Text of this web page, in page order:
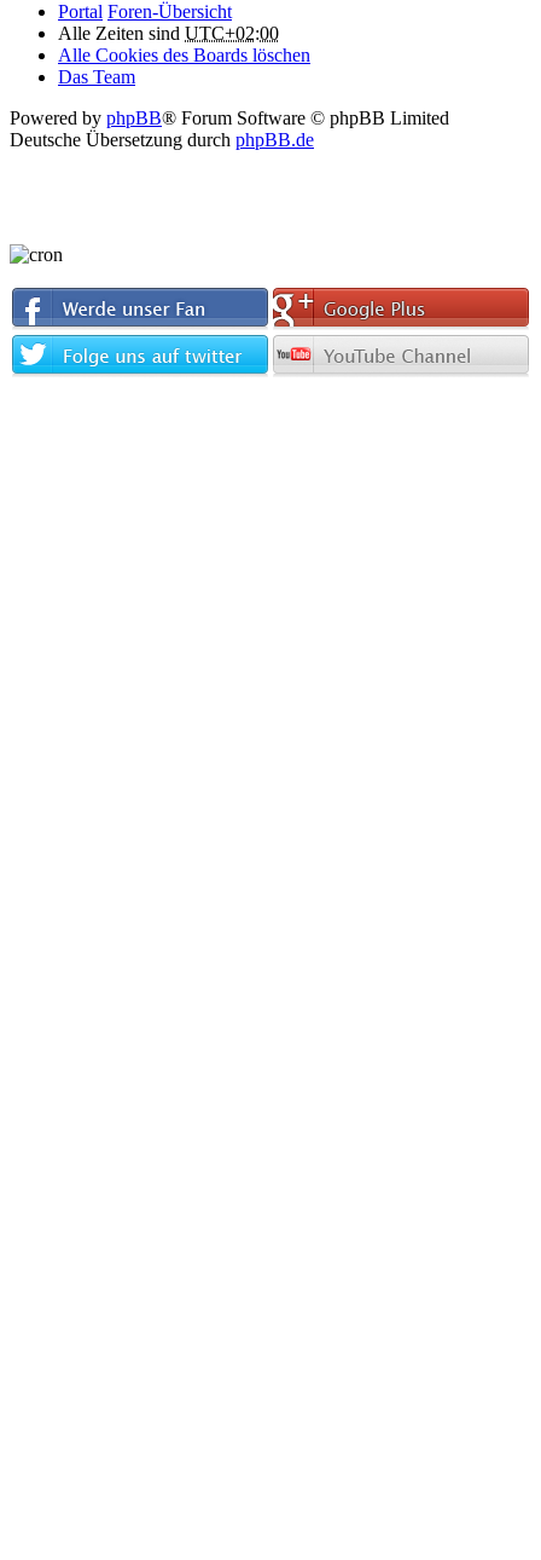
Portal Foren-Übersicht
Alle Zeiten sind UTC+02:00
Alle Cookies des Boards löschen
Das Team
Powered by phpBB® Forum Software © phpBB Limited
Deutsche Übersetzung durch phpBB.de